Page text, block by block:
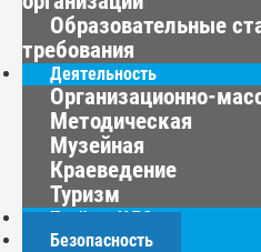
Образовательные
требования
Деятельность
Организационно-
Методическая
Музейная
Краеведение
Туризм
Приём в ЦДО
Безопасность